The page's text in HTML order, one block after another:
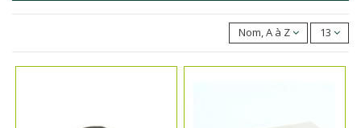
Nom, A à Z 13